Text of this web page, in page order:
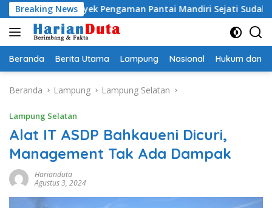
Langsung
ke
konten
Breaking News
Proyek Pengaman Pantai Mandiri Sejati Sudah Sesuai
Beranda Berita Utama Lampung Nasional Hukum dan
Beranda Lampung Lampung Selatan
Lampung Selatan
Alat IT ASDP Bahkaueni Dicuri,
Management Tak Ada Dampak
Harianduta
Agustus 3, 2024